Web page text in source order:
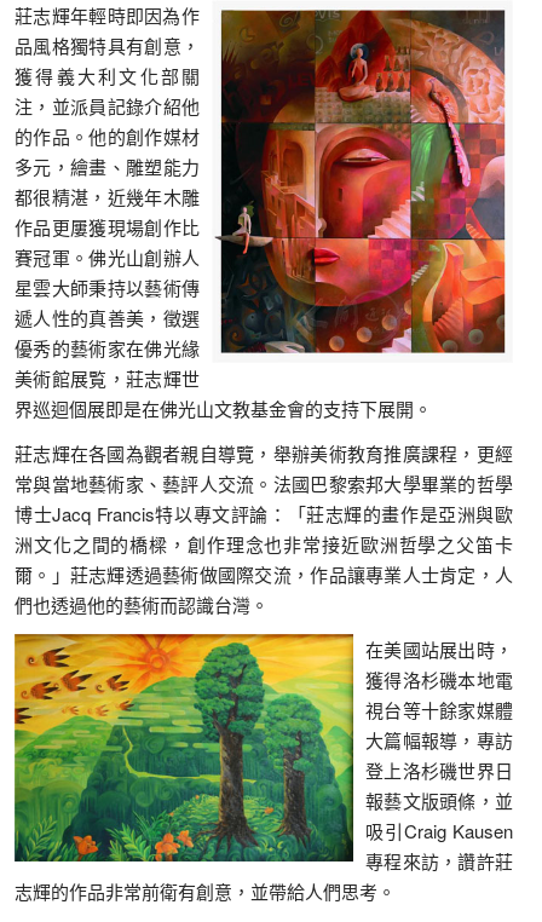
莊志輝年輕時即因為作
品風格獨特具有創意，
獲得義大利文化部關
注，並派員記錄介紹他
的作品。他的創作媒材
多元，繪畫、雕塑能力
都很精湛，近幾年木雕
作品更屢獲現場創作比
賽冠軍。佛光山創辦人
星雲大師秉持以藝術傳
遞人性的真善美，徵選
優秀的藝術家在佛光緣
美術館展覧，莊志輝世
界巡迴個展即是在佛光山文教基金會的支持下展開。
莊志輝在各國為觀者親自導覽，舉辦美術教育推廣課程，更經
常與當地藝術家、藝評人交流。法國巴黎索邦大學畢業的哲學
博士Jacq Francis特以專文評論：「莊志輝的畫作是亞洲與歐
洲文化之間的橋樑，創作理念也非常接近歐洲哲學之父笛卡
爾。」莊志輝透過藝術做國際交流，作品讓專業人士肯定，人
們也透過他的藝術而認識台灣。
在美國站展出時，
獲得洛杉磯本地電
視台等十餘家媒體
大篇幅報導，專訪
登上洛杉磯世界日
報藝文版頭條，並
吸引Craig Kausen
專程來訪，讚許莊
志輝的作品非常前衛有創意，並帶給人們思考。